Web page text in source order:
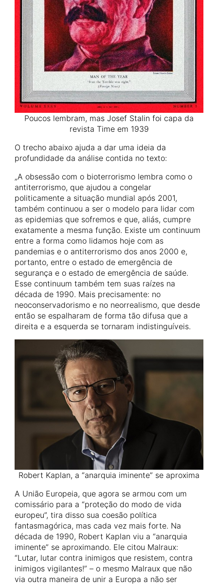
Poucos lembram, mas Josef Stalin foi capa da
revista Time em 1939
O trecho abaixo ajuda a dar uma ideia da
profundidade da análise contida no texto:
„A obsessão com o bioterrorismo lembra como o
antiterrorismo, que ajudou a congelar
politicamente a situação mundial após 2001,
também continuou a ser o modelo para lidar com
as epidemias que sofremos e que, aliás, cumpre
exatamente a mesma função. Existe um continuum
entre a forma como lidamos hoje com as
pandemias e o antiterrorismo dos anos 2000 e,
portanto, entre o estado de emergência de
segurança e o estado de emergência de saúde.
Esse continuum também tem suas raízes na
década de 1990. Mais precisamente: no
neoconservadorismo e no neorrealismo, que desde
então se espalharam de forma tão difusa que a
direita e a esquerda se tornaram indistinguíveis.
Robert Kaplan, a “anarquia iminente” se aproxima
A União Europeia, que agora se armou com um
comissário para a “proteção do modo de vida
europeu”, tira disso sua coesão política
fantasmagórica, mas cada vez mais forte. Na
década de 1990, Robert Kaplan viu a “anarquia
iminente” se aproximando. Ele citou Malraux:
“Lutar, lutar contra inimigos que resistem, contra
inimigos vigilantes!” – o mesmo Malraux que não
via outra maneira de unir a Europa a não ser